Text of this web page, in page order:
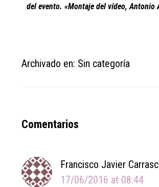
del evento. «Montaje del vídeo, Antonio
Archivado en: Sin categoría
Reader
Comentarios
Francisco Javier
17/06/2016 at 08:44